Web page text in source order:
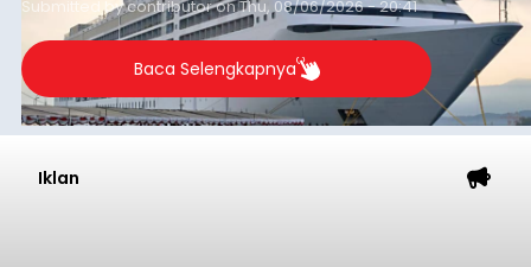
Submitted bycontributoronThu, 08/06/2026 - 20:41
Baca Selengkapnya
Iklan